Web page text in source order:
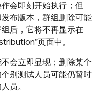
会即刻开始执行；但
布版本，群组删除可能
后，它将不再显示在
页面中。
会立即显现；删除某个
别测试人员可能仍暂时
员。